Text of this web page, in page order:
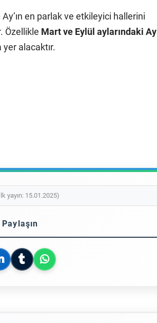
en parlak ve etkileyici hallerini
Özellikle Mart ve Eylül aylarındaki Ay
yer alacaktır.
yayın: 15.01.2025)